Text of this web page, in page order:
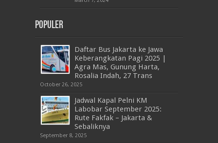
Populer
Daftar Bus Jakarta ke Jawa
Keberangkatan Pagi 2025 |
Agra Mas, Gunung Harta,
Rosalia Indah, 27 Trans
October 26, 2025
Jadwal Kapal Pelni KM
Labobar September 2025:
Rute Fakfak – Jakarta &
Sebaliknya
September 8, 2025